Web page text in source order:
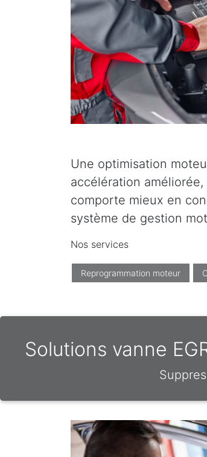
Une optimisation
accélération
comporte mieux en
système de gestion
Nos services
Reprogrammation moteur
Solutions vanne